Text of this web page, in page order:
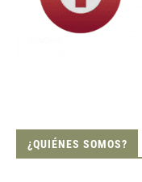
¿QUIÉNES SOMOS?